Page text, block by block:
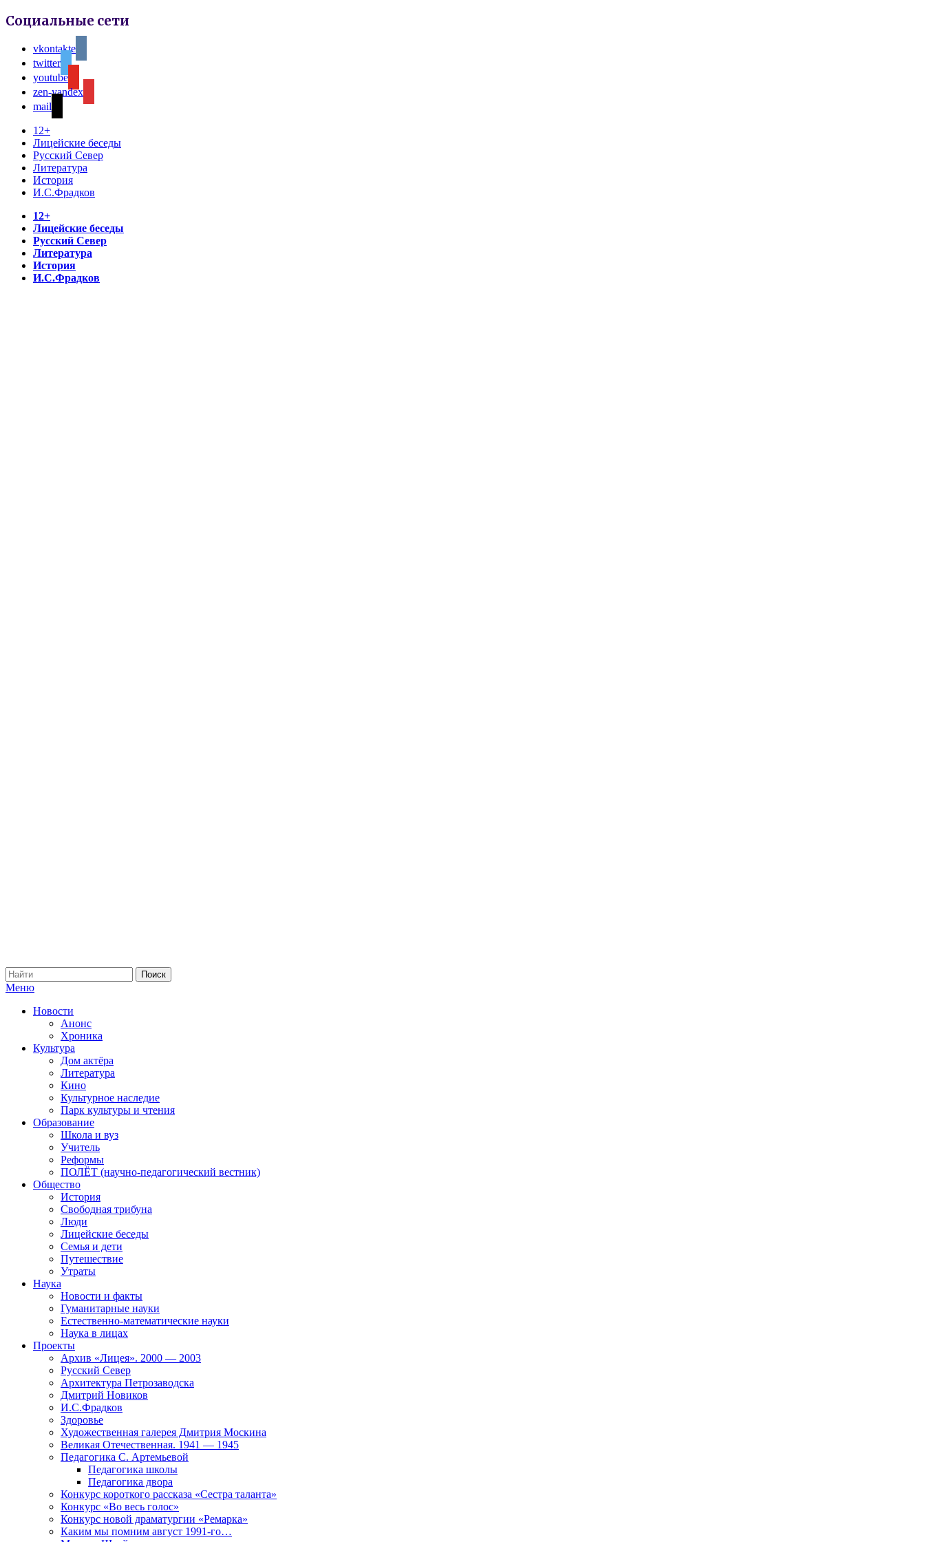
Социальные сети
vkontakte
twitter
youtube
zen-yandex
mail
12+
Лицейские беседы
Русский Север
Литература
История
И.С.Фрадков
12+
Лицейские беседы
Русский Север
Литература
История
И.С.Фрадков
Меню
Новости
Анонс
Хроника
Культура
Дом актёра
Литература
Кино
Культурное наследие
Парк культуры и чтения
Образование
Школа и вуз
Учитель
Реформы
ПОЛЁТ (научно-педагогический вестник)
Общество
История
Свободная трибуна
Люди
Лицейские беседы
Семья и дети
Путешествие
Утраты
Наука
Новости и факты
Гуманитарные науки
Естественно-математические науки
Наука в лицах
Проекты
Архив «Лицея». 2000 — 2003
Русский Север
Архитектура Петрозаводска
Дмитрий Новиков
И.С.Фрадков
Здоровье
Художественная галерея Дмитрия Москина
Великая Отечественная. 1941 — 1945
Педагогика С. Артемьевой
Педагогика школы
Педагогика двора
Конкурс короткого рассказа «Сестра таланта»
Конкурс «Во весь голос»
Конкурс новой драматургии «Ремарка»
Каким мы помним август 1991-го…